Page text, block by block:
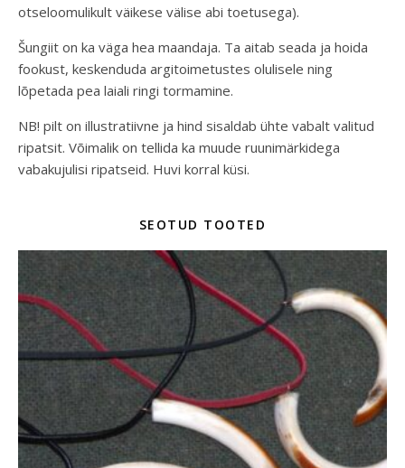
otseloomulikult väikese välise abi toetusega).
Šungiit on ka väga hea maandaja. Ta aitab seada ja hoida
fookust, keskenduda argitoimetustes olulisele ning
lõpetada pea laiali ringi tormamine.
NB! pilt on illustratiivne ja hind sisaldab ühte vabalt valitud
ripatsit. Võimalik on tellida ka muude ruunimärkidega
vabakujulisi ripatseid. Huvi korral küsi.
SEOTUD TOOTED